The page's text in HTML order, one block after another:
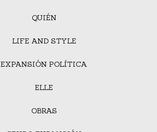
QUIÉN
LIFE AND STYLE
EXPANSIÓN POLÍTICA
ELLE
OBRAS